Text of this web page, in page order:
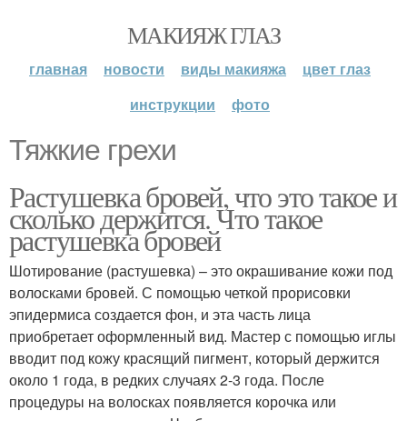
МАКИЯЖ ГЛАЗ
главная новости виды макияжа
цвет глаз
инструкции
фото
Тяжкие грехи
Растушевка бровей, что это такое и
сколько держится. Что такое
растушевка бровей
Шотирование (растушевка) – это окрашивание кожи под
волосками бровей. С помощью четкой прорисовки
эпидермиса создается фон, и эта часть лица
приобретает оформленный вид. Мастер с помощью иглы
вводит под кожу красящий пигмент, который держится
около 1 года, в редких случаях 2-3 года. После
процедуры на волосках появляется корочка или